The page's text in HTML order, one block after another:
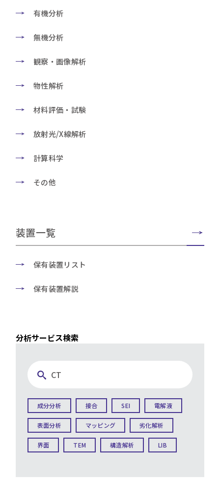
有機分析
無機分析
観察・画像解析
物性解析
材料評価・試験
放射光/X線解析
計算科学
その他
装置一覧
保有装置リスト
保有装置解説
分析サービス検索
成分分析 接合 SEI 電解液
表面分析 マッピング 劣化解析
界面 TEM 構造解析 LIB